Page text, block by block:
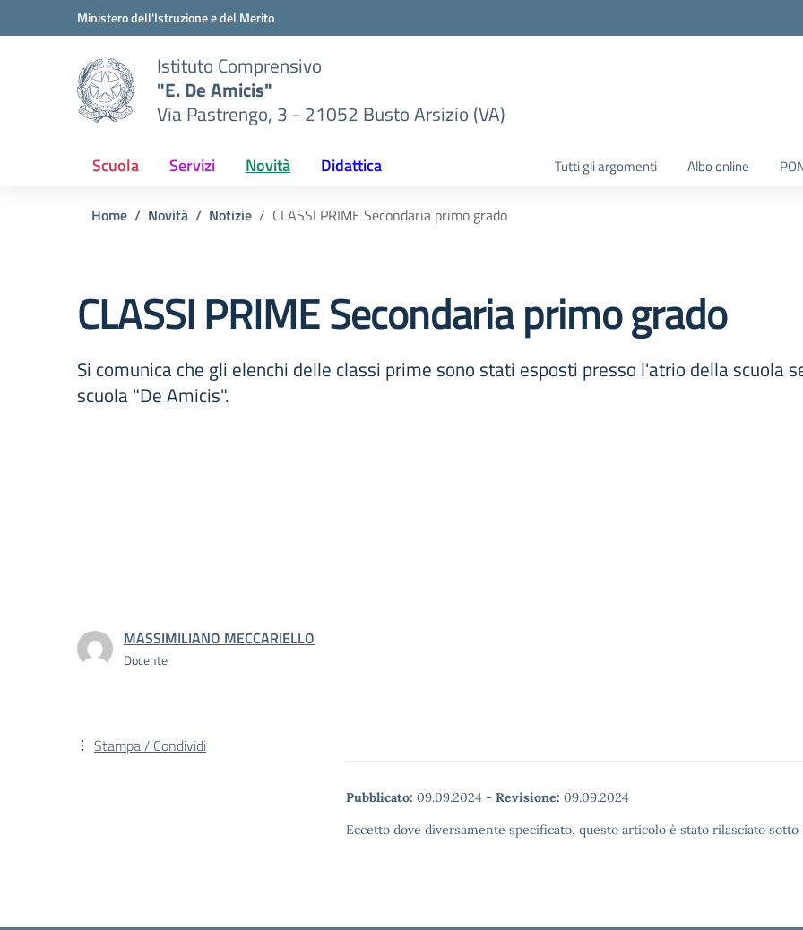
Vai ai contenuti
Vai al menu di navigazioneMinistero dell'Istruzione e del Merito
Istituto Comprensivo
"E. De Amicis"
Via Pastrengo, 3 - 21052 Busto Arsizio (VA)
Scuola Servizi Novità Didattica Tutti gli argomenti Albo online
Home Novità Notizie CLASSI PRIME Secondaria primo grado
CLASSI PRIME Secondaria primo grado
Si comunica che gli elenchi delle classi prime sono stati esposti presso l'atrio della scuola
scuola "De Amicis".
MASSIMILIANO MECCARIELLO
Docente
Pubblicato: 09.09.2024 - Revisione: 09.09.2024
Eccetto dove diversamente specificato, questo articolo è stato rilasciato
Stampa / Condividi